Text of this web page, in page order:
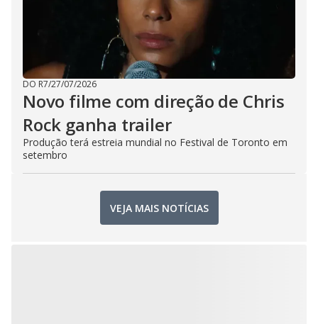
DO R7/27/07/2026
Novo filme com direção de Chris
Rock ganha trailer
Produção terá estreia mundial no Festival de Toronto em
setembro
VEJA MAIS NOTÍCIAS